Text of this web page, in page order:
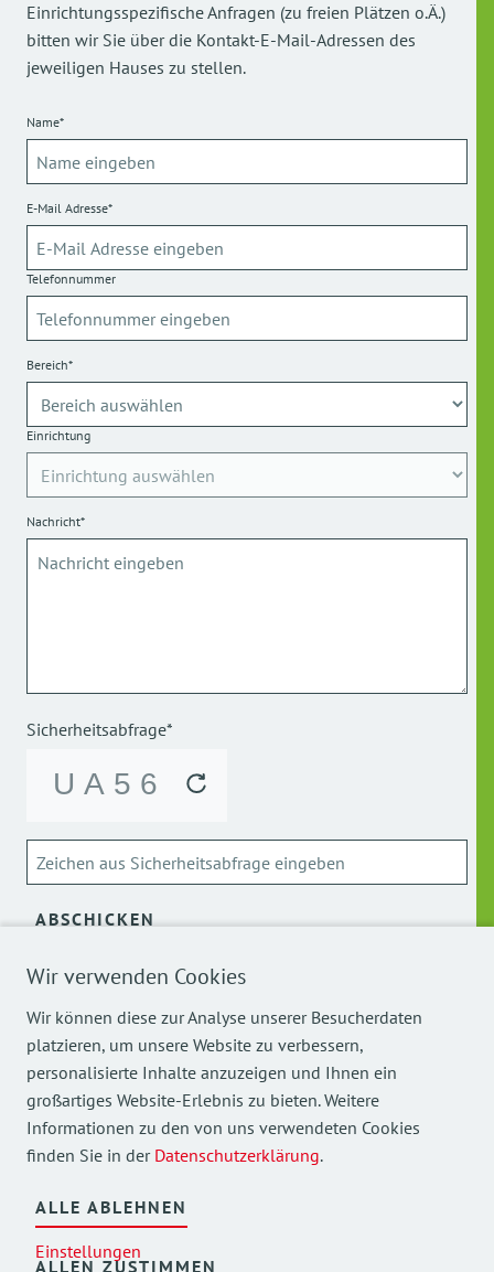
Wir verwenden Cookies
Wir können diese zur Analyse unserer Besucherdaten
platzieren, um unsere Website zu verbessern,
personalisierte Inhalte anzuzeigen und Ihnen ein
großartiges Website-Erlebnis zu bieten. Weitere
Informationen zu den von uns verwendeten Cookies
finden Sie in der Datenschutzerklärung.
ALLE ABLEHNEN
Einstellungen
ALLEN ZUSTIMMEN
Einrichtungsspezifische Anfragen (zu freien Plätzen o.Ä.)
bitten wir Sie über die Kontakt-E-Mail-Adressen des
jeweiligen Hauses zu stellen.
Name*
E-Mail Adresse*
Telefonnummer
Bereich*
Einrichtung
Nachricht*
Sicherheitsabfrage*
ABSCHICKEN
Über die Verarbeitung meiner personenbezogenen Daten
Mehr Einblicke in unsere Arbeit finden Sie auch auf
unseren Social Media Kanälen.